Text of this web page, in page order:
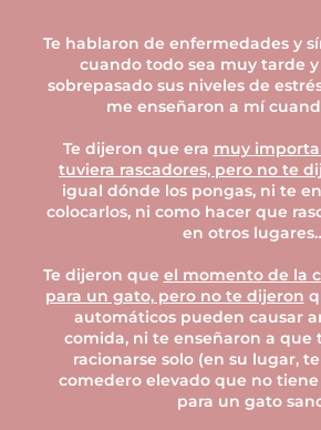
Te hablaron de enfermedades y
cuando todo sea muy tarde
sobrepasado sus niveles de
me enseñaron a mí
Te dijeron que era muy
tuviera rascadores, pero no te
igual dónde los pongas, ni te
colocarlos, ni como hacer que
en otros
Te dijeron que el momento de la
para un gato, pero no te dijeron
automáticos pueden causar
comida, ni te enseñaron a que
racionarse solo (en su lugar,
comedero elevado que no
para un gato